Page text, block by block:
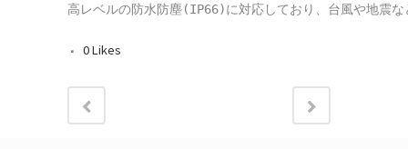
高レベルの防水防塵(IP66)に対応しており、台風や地震
0Likes